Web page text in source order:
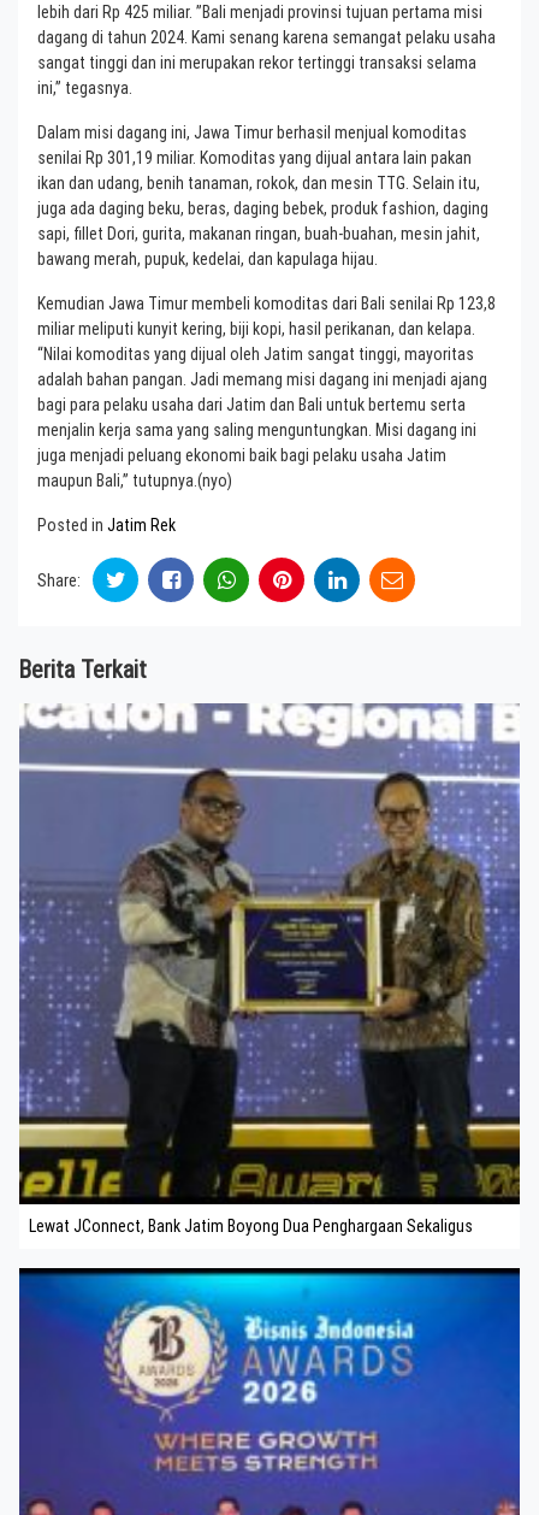
lebih dari Rp 425 miliar. ”Bali menjadi provinsi tujuan pertama misi
dagang di tahun 2024. Kami senang karena semangat pelaku usaha
sangat tinggi dan ini merupakan rekor tertinggi transaksi selama
ini,” tegasnya.
Dalam misi dagang ini, Jawa Timur berhasil menjual komoditas
senilai Rp 301,19 miliar. Komoditas yang dijual antara lain pakan
ikan dan udang, benih tanaman, rokok, dan mesin TTG. Selain itu,
juga ada daging beku, beras, daging bebek, produk fashion, daging
sapi, fillet Dori, gurita, makanan ringan, buah-buahan, mesin jahit,
bawang merah, pupuk, kedelai, dan kapulaga hijau.
Kemudian Jawa Timur membeli komoditas dari Bali senilai Rp 123,8
miliar meliputi kunyit kering, biji kopi, hasil perikanan, dan kelapa.
“Nilai komoditas yang dijual oleh Jatim sangat tinggi, mayoritas
adalah bahan pangan. Jadi memang misi dagang ini menjadi ajang
bagi para pelaku usaha dari Jatim dan Bali untuk bertemu serta
menjalin kerja sama yang saling menguntungkan. Misi dagang ini
juga menjadi peluang ekonomi baik bagi pelaku usaha Jatim
maupun Bali,” tutupnya.(nyo)
Posted in Jatim Rek
Share:
Berita Terkait
Lewat JConnect, Bank Jatim Boyong Dua Penghargaan Sekaligus